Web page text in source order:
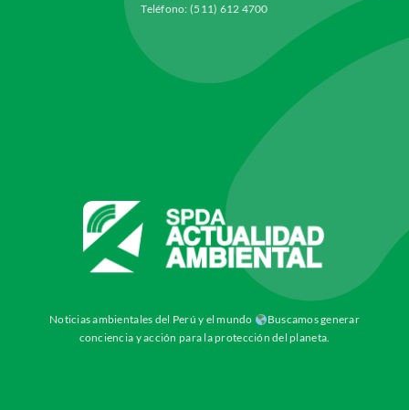
Teléfono: (511) 612 4700
Noticias ambientales del Perú y el mundo
Buscamos generar
conciencia y acción para la protección del planeta.